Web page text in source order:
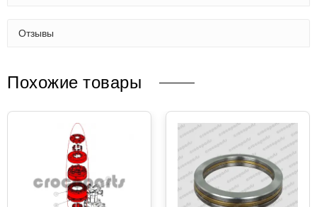
Отзывы
Похожие товары